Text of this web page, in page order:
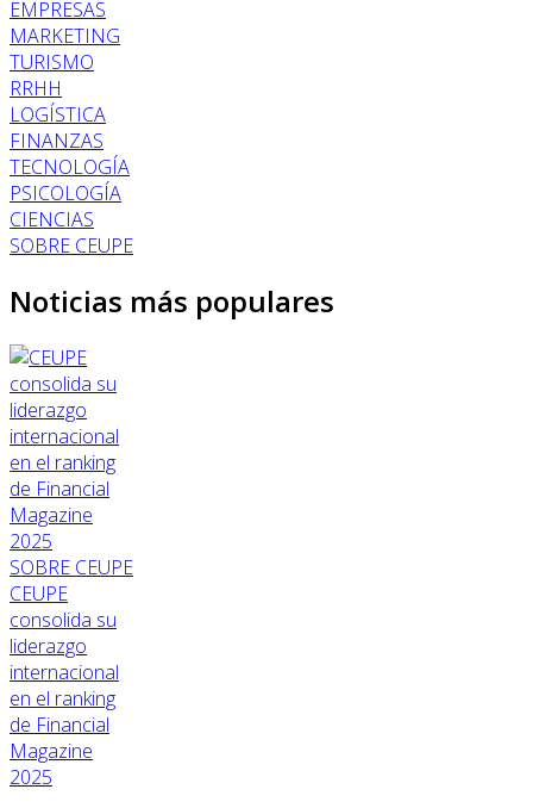
EMPRESAS
MARKETING
TURISMO
RRHH
LOGÍSTICA
FINANZAS
TECNOLOGÍA
PSICOLOGÍA
CIENCIAS
SOBRE CEUPE
Noticias más populares
SOBRE CEUPE
CEUPE
consolida su
liderazgo
internacional
en el ranking
de Financial
Magazine
2025